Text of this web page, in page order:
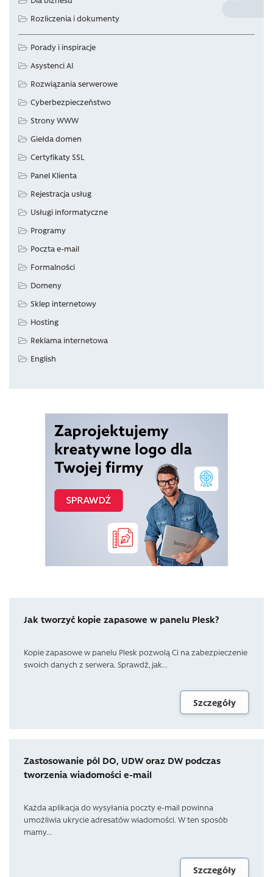
Rozliczenia i dokumenty
Porady i inspiracje
Asystenci AI
Rozwiązania serwerowe
Cyberbezpieczeństwo
Strony WWW
Giełda domen
Certyfikaty SSL
Panel Klienta
Rejestracja usług
Usługi informatyczne
Programy
Poczta e-mail
Formalności
Domeny
Sklep internetowy
Hosting
Reklama internetowa
English
Jak tworzyć kopie zapasowe w panelu Plesk?
Kopie zapasowe w panelu Plesk pozwolą Ci na zabezpieczenie
swoich danych z serwera. Sprawdź, jak...
Szczegóły
Zastosowanie pól DO, UDW oraz DW podczas
tworzenia wiadomości e-mail
Każda aplikacja do wysyłania poczty e-mail powinna
umożliwia ukrycie adresatów wiadomości. W ten sposób
mamy...
Szczegóły